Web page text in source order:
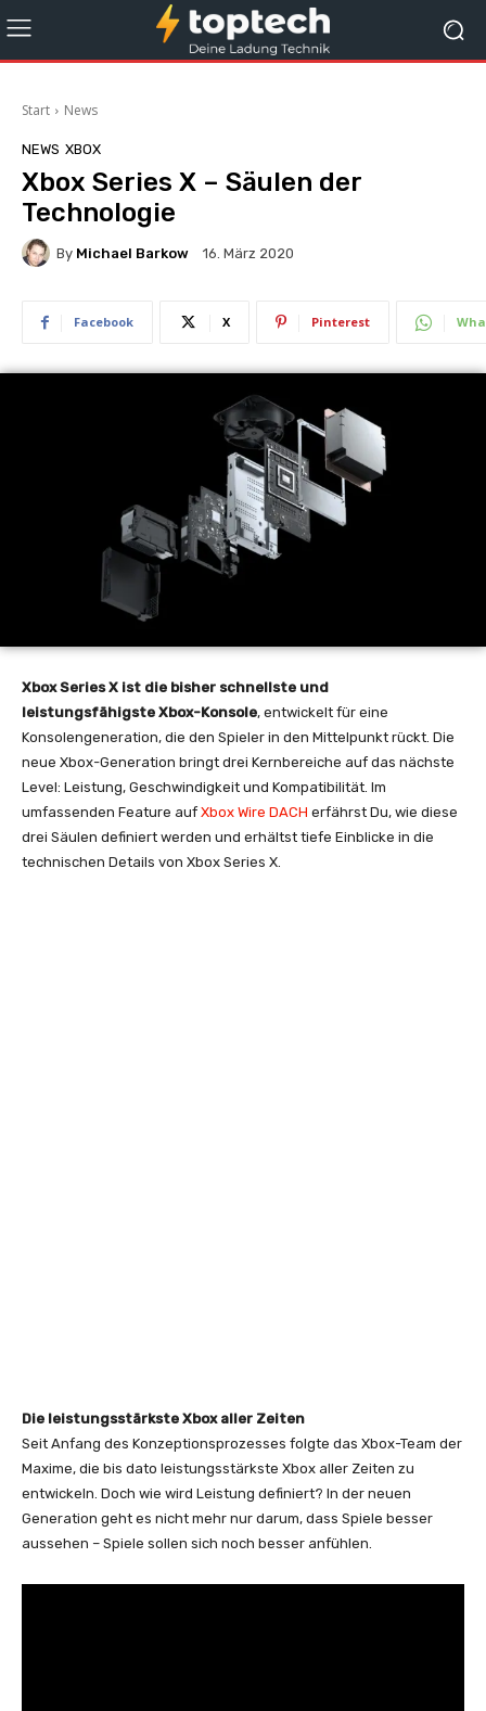
Start News
NEWS XBOX
Xbox Series X – Säulen der
Technologie
By Michael Barkow 16. März 2020
Facebook X Pinterest
Xbox Series X ist die bisher schnellste und
leistungsfähigste Xbox-Konsole, entwickelt für eine
Konsolengeneration, die den Spieler in den Mittelpunkt rückt. Die
neue Xbox-Generation bringt drei Kernbereiche auf das nächste
Level: Leistung, Geschwindigkeit und Kompatibilität. Im
umfassenden Feature auf Xbox Wire DACH erfährst Du, wie diese
drei Säulen definiert werden und erhältst tiefe Einblicke in die
technischen Details von Xbox Series X.
Die leistungsstärkste Xbox aller Zeiten
Seit Anfang des Konzeptionsprozesses folgte das Xbox-Team der
Maxime, die bis dato leistungsstärkste Xbox aller Zeiten zu
entwickeln. Doch wie wird Leistung definiert? In der neuen
Generation geht es nicht mehr nur darum, dass Spiele besser
aussehen – Spiele sollen sich noch besser anfühlen.